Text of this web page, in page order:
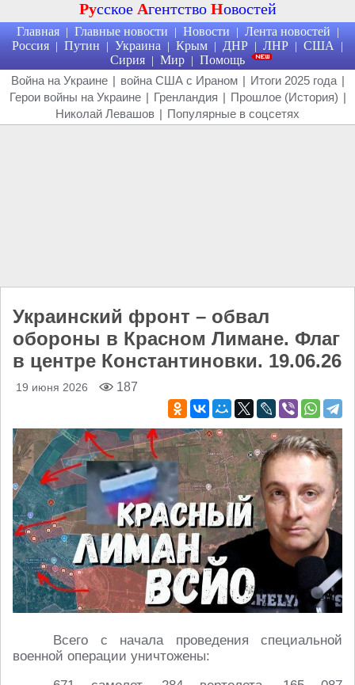
Русское Агентство Новостей
Главная | Главные новости | Новости | Лента новостей |
Россия | Путин | Украина | Крым | ДНР | ЛНР | США |
Сирия | Мир | Помощь
Война на Украине | война США с Ираном | Итоги 2025 года |
Герои войны на Украине | Гренландия | Прошлое (История) |
Николай Левашов | Популярные в соцсетях
Украинский фронт – обвал
обороны в Красном Лимане. Флаг
в центре Константиновки. 19.06.26
19 июня 2026 187
Всего с начала проведения специальной
военной операции уничтожены: